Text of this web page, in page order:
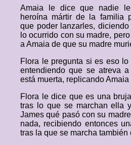
Amaia le dice que nadie
heroína mártir de la familia
que poder lanzarles,
lo ocurrido con su madre,
a Amaia de que su madre
Flora le pregunta si es eso
entendiendo que se atreva
está muerta, replicando
Flora le dice que es una
tras lo que se marchan ella
James qué pasó con su
nada, recibiendo entonces
tras la que se marcha también